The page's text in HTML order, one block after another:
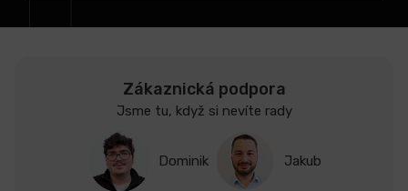
Zákaznická podpora
Jsme tu, když si nevíte rady
Dominik Jakub